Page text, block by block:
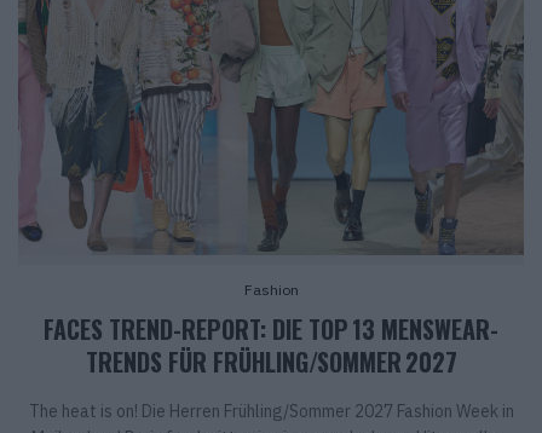
Fashion
FACES TREND-REPORT: DIE TOP 13 MENSWEAR-
TRENDS FÜR FRÜHLING/SOMMER 2027
The heat is on! Die Herren Frühling/Sommer 2027 Fashion Week in